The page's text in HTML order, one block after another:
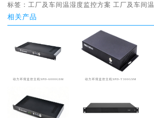
标签： 工厂及车间温湿度监控方案 工厂及车间
相关产品
动力环境监控主机SPD-6000GSM 动力环境监控主机SPD-T300GSM